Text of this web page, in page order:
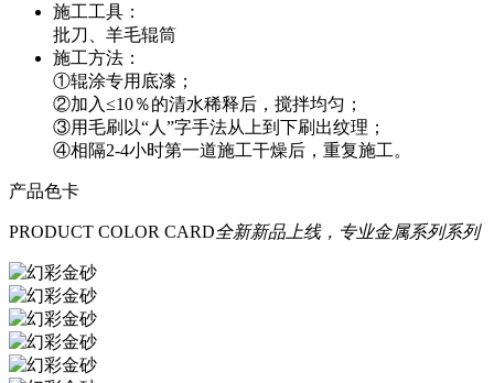
施工工具：
批刀、羊毛辊筒
施工方法：
①辊涂专用底漆；
②加入≤10％的清水稀释后，搅拌均匀；
③用毛刷以“人”字手法从上到下刷出纹理；
④相隔2-4小时第一道施工干燥后，重复施工。
产品色卡
PRODUCT COLOR CARD全新新品上线，专业金属系列系列